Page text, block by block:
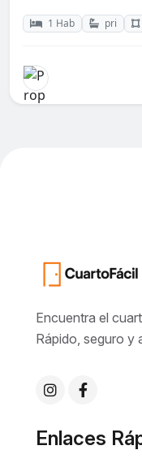
1 Hab pri
Encuentra el
Rápido, seguro y
Enlaces